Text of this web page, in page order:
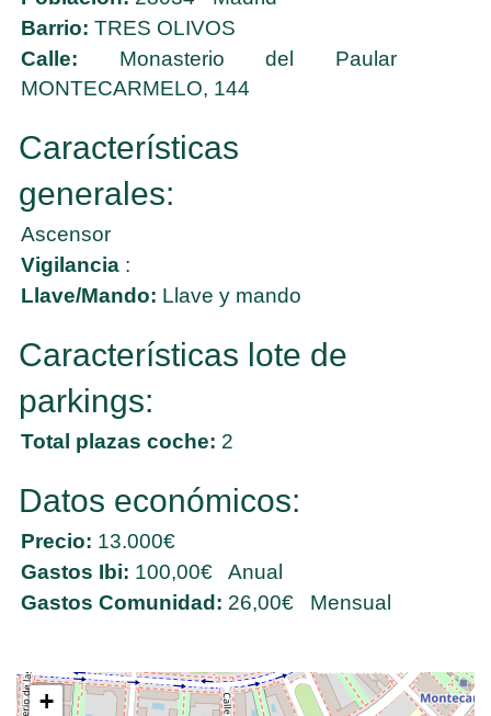
Barrio: TRES OLIVOS
Calle: Monasterio del Paular
MONTECARMELO, 144
Características
generales:
Ascensor
Vigilancia :
Llave/Mando: Llave y mando
Características lote de
parkings:
Total plazas coche: 2
Datos económicos:
Precio: 13.000€
Gastos Ibi: 100,00€ Anual
Gastos Comunidad: 26,00€ Mensual
+